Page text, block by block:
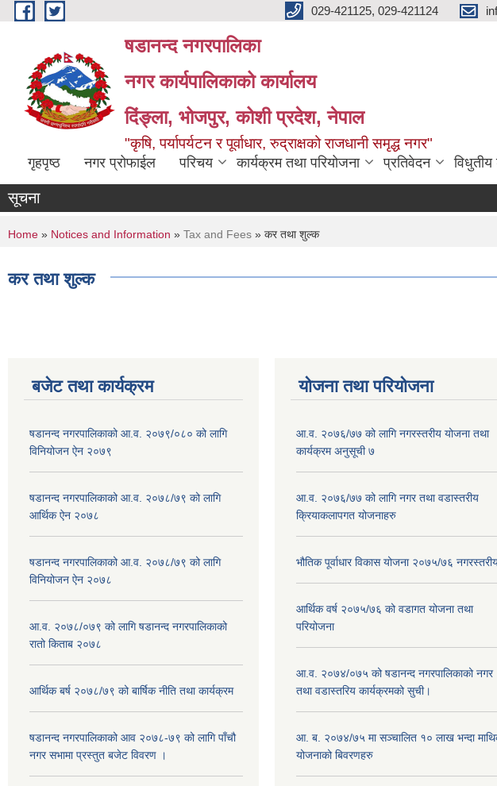
Skip to main content 029-421125, 029-421124
षडानन्द नगरपालिका
नगर कार्यपालिकाको कार्यालय
दिंङ्ला, भोजपुर, कोशी प्रदेश, नेपाल
"कृषि, पर्यापर्यटन र पूर्वाधार, रुद्राक्षको राजधानी समृद्ध नगर"
गृहपृष्ठ नगर प्रोफाईल परिचय कार्यक्रम तथा परियोजना प्रतिवेदन
सूचना
You are here
Home » Notices and Information » Tax and Fees » कर तथा शुल्क
कर तथा शुल्क
बजेट तथा कार्यक्रम
षडानन्द नगरपालिकाको आ.व. २०७९/०८० को लागि
विनियोजन ऐन २०७९
षडानन्द नगरपालिकाको आ.व. २०७८/७९ को लागि
आर्थिक ऐन २०७८
षडानन्द नगरपालिकाको आ.व. २०७८/७९ को लागि
विनियोजन ऐन २०७८
आ.व. २०७८/०७९ को लागि षडानन्द नगरपालिकाको
रातो किताब २०७८
आर्थिक बर्ष २०७८/७९ को बार्षिक नीति तथा कार्यक्रम
षडानन्द नगरपालिकाको आव २०७८-७९ को लागि पाँचौ
नगर सभामा प्रस्तुत बजेट विवरण ।
योजना तथा परियोजना
आ.व. २०७६/७७ को लागि नगरस्तरीय योजना तथा
कार्यक्रम अनुसूची ७
आ.व. २०७६/७७ को लागि नगर तथा वडास्तरीय
क्रियाकलापगत योजनाहरु
भौतिक पूर्वाधार विकास योजना २०७५/७६
आर्थिक वर्ष २०७५/७६ को वडागत योजना तथा
परियोजना
आ.व. २०७४/०७५ को षडानन्द नगरपालिकाको नगर
तथा वडास्तरिय कार्यक्रमको सुची।
आ. ब. २०७४/७५ मा सञ्चालित १० लाख भन्दा
योजनाको बिवरणहरु